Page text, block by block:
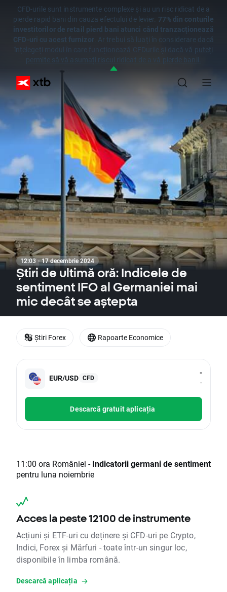
CFD-urile sunt instrumente complexe și au un risc ridicat de a
pierde rapid bani din cauza efectului de levier. 77% din conturile
investitorilor de retail pierd bani atunci când tranzacționează
CFD-uri cu acest furnizor. Ar trebui să luați în considerare dacă
înțelegeți modul în care funcționează CFDurile și dacă vă puteți
permite să vă asumați riscul ridicat de a vă pierde banii.
12:03 · 17 decembrie 2024
Știri de ultimă oră: Indicele de
sentiment IFO al Germaniei mai
mic decât se aștepta
EUR/USD CFD
-
-
Descarcă gratuit aplicația
11:00 ora României -Indicatorii germani de sentiment
pentru luna noiembrie
Acces la peste 12100 de instrumente
Acțiuni și ETF-uri cu deținere și CFD-uri pe Crypto,
Indici, Forex și Mărfuri - toate într-un singur loc,
disponibile în limba română.
Descarcă aplicația
Știri Forex Rapoarte Economice